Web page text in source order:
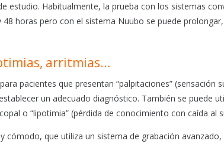
estudio. Habitualmente, la prueba con los sistemas
horas pero con el sistema Nuubo se puede
arritmias…
pacientes que presentan “palpitaciones” (sensación
un adecuado diagnóstico. También se puede
o “lipotimia” (pérdida de conocimiento con caída al
cómodo, que utiliza un sistema de grabación